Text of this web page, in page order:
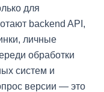
для
backend API,
личные
обработки
систем и
версии — это